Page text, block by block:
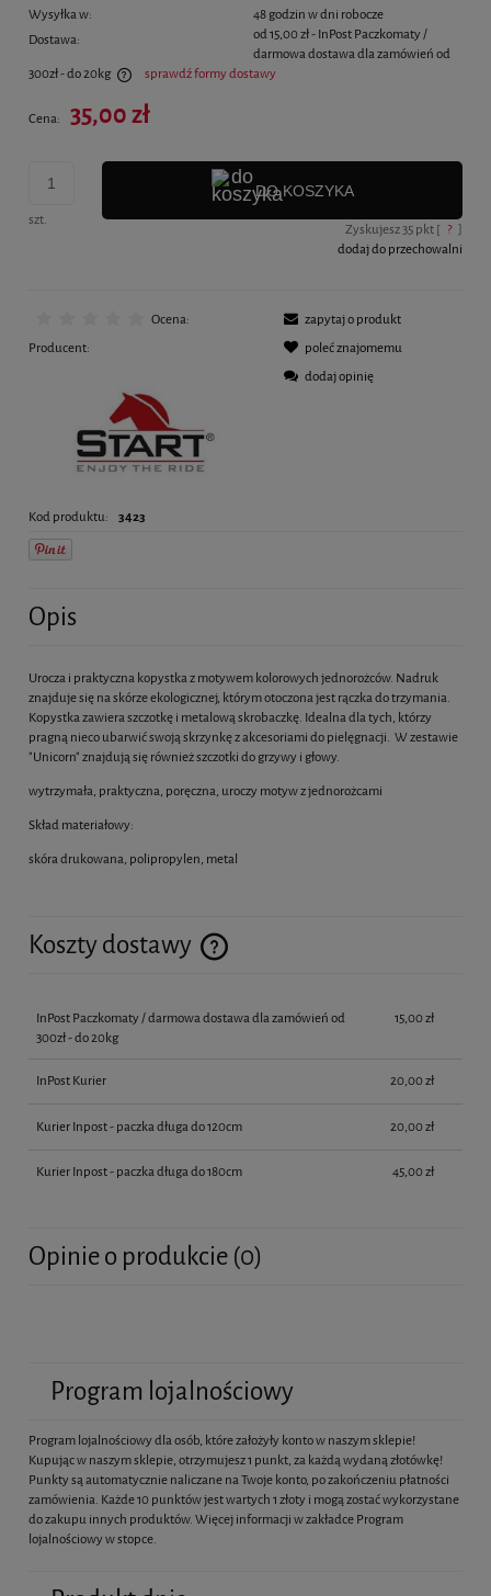
Wysyłka w:
48 godzin w dni robocze
Dostawa:
od 15,00 zł- InPost Paczkomaty /
darmowa dostawa dla zamówień od
300zł - do 20kg
sprawdź formy dostawy
Cena: 35,00 zł
szt.
DO KOSZYKA
Zyskujesz35pkt [ ? ]
dodaj do przechowalni
Ocena:
Producent:
Kod produktu: 3423
zapytaj o produkt
poleć znajomemu
dodaj opinię
Opis
Urocza i praktyczna kopystka z motywem kolorowych jednorożców. Nadruk
znajduje się na skórze ekologicznej, którym otoczona jest rączka do trzymania.
Kopystka zawiera szczotkę i metalową skrobaczkę. Idealna dla tych, którzy
pragną nieco ubarwić swoją skrzynkę z akcesoriami do pielęgnacji. W zestawie
"Unicorn" znajdują się również szczotki do grzywy i głowy.
wytrzymała, praktyczna, poręczna, uroczy motyw z jednorożcami
Skład materiałowy:
skóra drukowana, polipropylen, metal
Koszty dostawy
Cena nie zawiera ewentualnych kosztów płatności
InPost Paczkomaty / darmowa dostawa dla zamówień od
300zł - do 20kg
15,00 zł
InPost Kurier 20,00 zł
Kurier Inpost - paczka długa do 120cm 20,00 zł
Kurier Inpost - paczka długa do 180cm 45,00 zł
Opinie o produkcie (0)
Program lojalnościowy
Program lojalnościowy dla osób, które założyły konto w naszym sklepie!
Kupując w naszym sklepie, otrzymujesz 1 punkt, za każdą wydaną złotówkę!
Punkty są automatycznie naliczane na Twoje konto, po zakończeniu płatności
zamówienia. Każde 10 punktów jest wartych 1 złoty i mogą zostać wykorzystane
do zakupu innych produktów. Więcej informacji w zakładce Program
lojalnościowy w stopce.